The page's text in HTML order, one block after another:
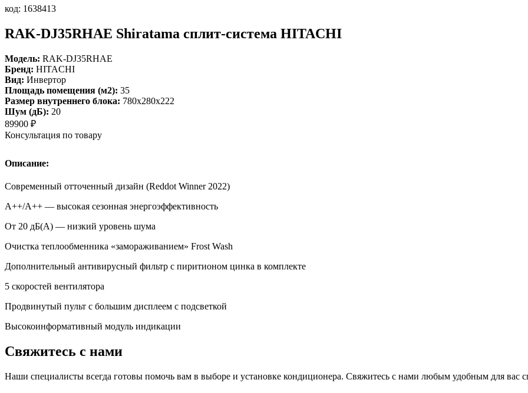
код: 1638413
RAK-DJ35RHAE Shiratama сплит-система HITACHI
Модель: RAK-DJ35RHAE
Бренд: HITACHI
Вид: Инвертор
Площадь помещения (м2): 35
Размер внутреннего блока: 780х280х222
Шум (дБ): 20
89900 ₽
Консультация по товару
Описание:
Современный отточенный дизайн (Reddot Winner 2022)
A++/A++ — высокая сезонная энергоэффективность
От 20 дБ(А) — низкий уровень шума
Очистка теплообменника «замораживанием» Frost Wash
Дополнительный антивирусный фильтр с пиритионом цинка в комплекте
5 скоростей вентилятора
Продвинутый пульт с большим дисплеем с подсветкой
Высокоинформативный модуль индикации
Свяжитесь с нами
Наши специалисты всегда готовы помочь вам в выборе и установке кондиционера. Свяжитесь с нами любым удобным для вас